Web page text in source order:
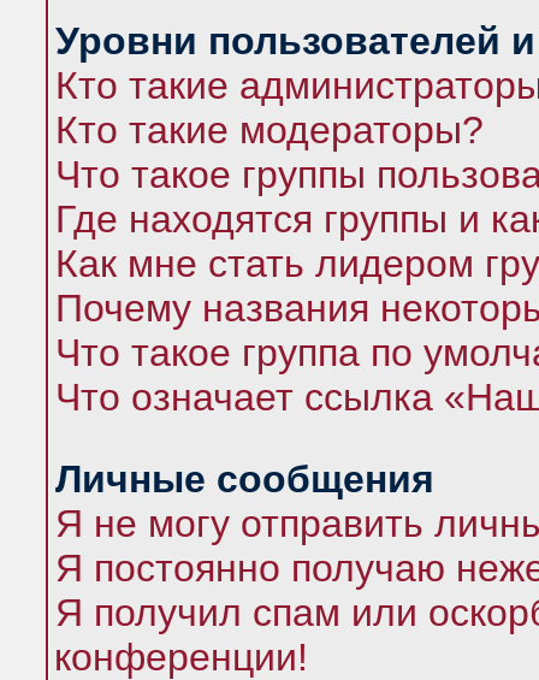
Уровни пользователей
Кто такие
Кто такие модераторы?
Что такое группы
Где находятся группы и
Как мне стать лидером
Почему названия
Что такое группа по
Что означает ссылка
Личные сообщения
Я не могу отправить
Я постоянно получаю
Я получил спам или
конференции!